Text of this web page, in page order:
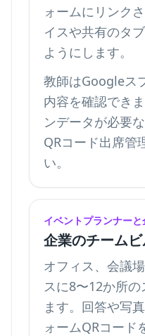
ォームにリンク
イスや共有のタ
ようにします。
教師はGoogleス
内容を確認でき
ンデータが必要
QRコード出席管
い。
イベントプランナー
企業のチーム
オフィス、会議
スに8〜12か所
ます。回答や写
ォームQRコード